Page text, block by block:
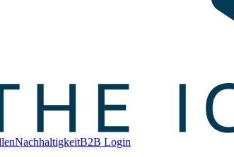
NachhaltigkeitB2B Login